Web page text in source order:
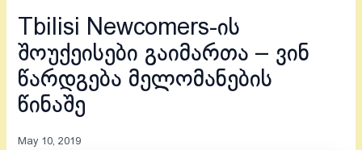
Tbilisi Newcomers-ის
შოუქეისები გაიმართა – ვინ
წარდგება მელომანების
წინაშე
May 10, 2019